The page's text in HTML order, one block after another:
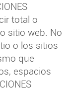
total o
sitio web. No
o los sitios
que
espacios